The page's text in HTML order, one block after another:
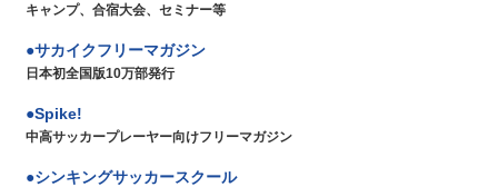
キャンプ、合宿大会、セミナー等
サカイクフリーマガジン
日本初全国版10万部発行
Spike!
中高サッカープレーヤー向けフリーマガジン
シンキングサッカースクール